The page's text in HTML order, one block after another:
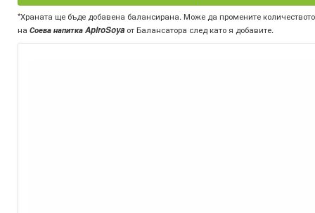
*Храната ще бъде добавена балансирана. Може да промените количеството
на Соева напитка AplroSoyaот Балансатора след като я добавите.